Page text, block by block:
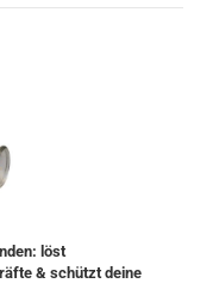
löst
& schützt deine